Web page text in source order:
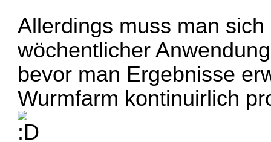
Allerdings muss man
wöchentlicher
bevor man Ergebnisse
Wurmfarm kontinuirlich